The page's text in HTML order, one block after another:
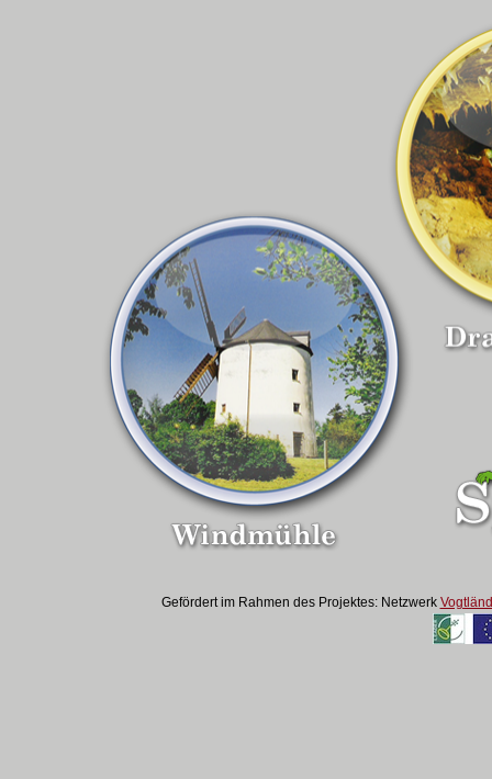
Gefördert im Rahmen des Projektes: Netzwerk